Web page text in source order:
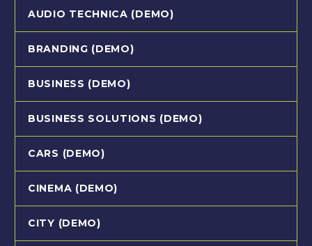
AUDIO TECHNICA (DEMO)
BRANDING (DEMO)
BUSINESS (DEMO)
BUSINESS SOLUTIONS (DEMO)
CARS (DEMO)
CINEMA (DEMO)
CITY (DEMO)